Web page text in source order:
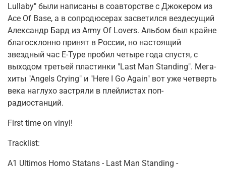
Lullaby" были написаны в соавторстве с Джокером из
Ace Of Base, а в сопродюсерах засветился вездесущий
Александр Бард из Army Of Lovers. Альбом был крайне
благосклонно принят в России, но настоящий
звездный час E-Type пробил четыре года спустя, с
выходом третьей пластинки "Last Man Standing". Мега-
хиты "Angels Crying" и "Here I Go Again" вот уже четверть
века наглухо застряли в плейлистах поп-
радиостанций.
First time on vinyl!
Tracklist:
A1 Ultimos Homo Statans - Last Man Standing -